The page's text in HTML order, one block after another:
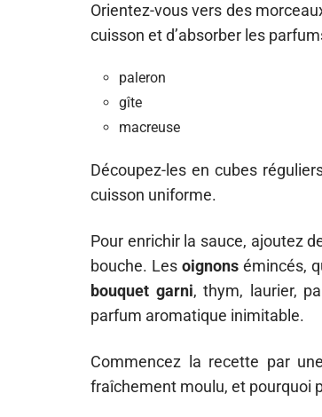
Orientez-vous vers des
cuisson et d’absorber les
paleron
gîte
macreuse
Découpez-les en cubes
cuisson uniforme.
Pour enrichir la sauce, ajoutez
bouche. Les oignonsémincés,
bouquet garni, thym, laurier,
parfum aromatique inimitable.
Commencez la recette par
fraîchement moulu, et pourquoi